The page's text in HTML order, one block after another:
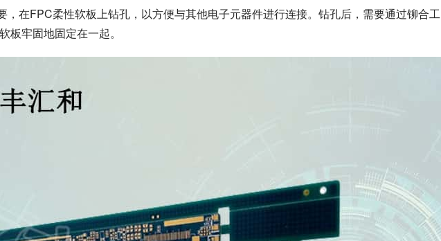
，在FPC柔性软板上钻孔，以方便与其他电子元器件进行连接。钻孔后，需要通过铆合工
板牢固地固定在一起。